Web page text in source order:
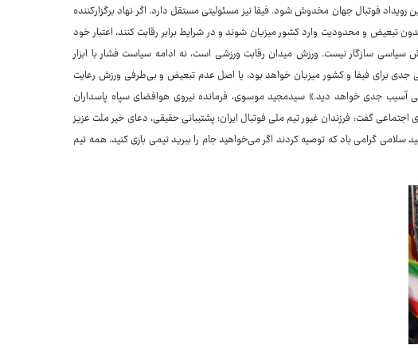
فوتبال جهان مخدوش شود. فیفا نیز مسئولیتی مستقل دارد. اگر نهاد برگزارکننده
تبعیض و محدودیت وارد کشور میزبان شوند و در شرایط برابر رقابت کنند، اعتبار خود
سازگار نیست. ورزش میدان رقابت ورزشی است، نه ادامه سیاست فشار با ابزار
جدی برای فیفا و کشور میزبان خواهد بود: یا اصل عدم تبعیض و بی‌طرفی ورزش رعایت
آسیب جدی خواهد دید.» سیدمجید موسوی، فرمانده نیروی هوافضای سپاه پاسداران
اجتماعی گفت: فرزندان غیور تیم ملی فوتبال ایران؛ پشتیبانی حقیقی، دعای خیر ملت عزیز
سلامی گرامی باد که توصیه کردند اگر می‌خواهید جام را ببرید تیمی بازی کنید. همه تیم